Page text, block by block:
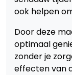
ook helpen
Door deze
optimaal
zonder je
effecten van